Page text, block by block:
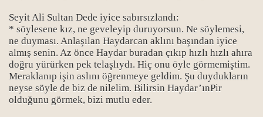
Seyit Ali Sultan Dede iyice sabırsızlandı:
* söylesene kız, ne geveleyip duruyorsun. Ne söylemesi,
ne duyması. Anlaşılan Haydarcan aklını başından iyice
almış senin. Az önce Haydar buradan çıkıp hızlı hızlı ahıra
doğru yürürken pek telaşlıydı. Hiç onu öyle görmemiştim.
Meraklanıp işin aslını öğrenmeye geldim. Şu duydukların
neyse söyle de biz de nilelim. Bilirsin Haydar’ınPir
olduğunu görmek, bizi mutlu eder.